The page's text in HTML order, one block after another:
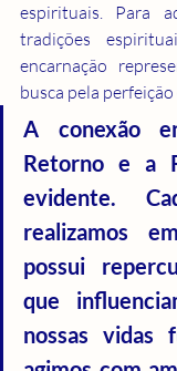
espirituais. Para
tradições
encarnação
busca pela
A conexão
Retorno e a
evidente.
realizamos
possui
que
nossas vidas